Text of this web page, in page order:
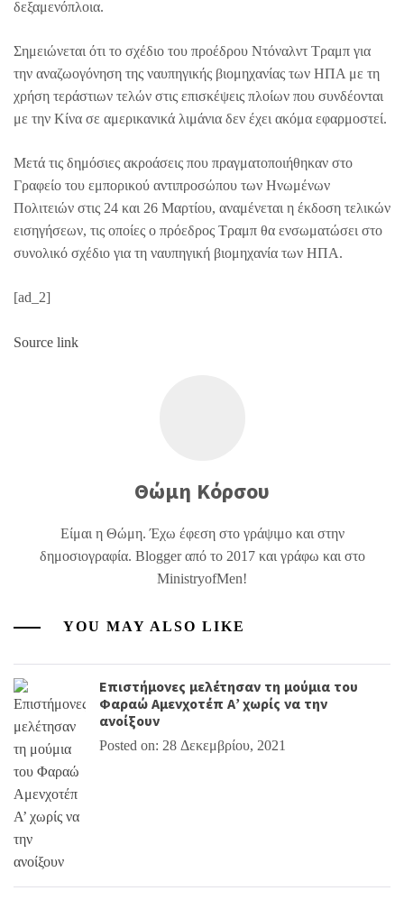
δεξαμενόπλοια.
Σημειώνεται ότι το σχέδιο του προέδρου Ντόναλντ Τραμπ για
την αναζωογόνηση της ναυπηγικής βιομηχανίας των ΗΠΑ με τη
χρήση τεράστιων τελών στις επισκέψεις πλοίων που συνδέονται
με την Κίνα σε αμερικανικά λιμάνια δεν έχει ακόμα εφαρμοστεί.
Μετά τις δημόσιες ακροάσεις που πραγματοποιήθηκαν στο
Γραφείο του εμπορικού αντιπροσώπου των Ηνωμένων
Πολιτειών στις 24 και 26 Μαρτίου, αναμένεται η έκδοση τελικών
εισηγήσεων, τις οποίες ο πρόεδρος Τραμπ θα ενσωματώσει στο
συνολικό σχέδιο για τη ναυπηγική βιομηχανία των ΗΠΑ.
[ad_2]
Source link
Θώμη Κόρσου
Είμαι η Θώμη. Έχω έφεση στο γράψιμο και στην
δημοσιογραφία. Blogger από το 2017 και γράφω και στο
MinistryofMen!
YOU MAY ALSO LIKE
Επιστήμονες μελέτησαν τη μούμια του
Φαραώ Αμενχοτέπ Α’ χωρίς να την
ανοίξουν
Posted on: 28 Δεκεμβρίου, 2021